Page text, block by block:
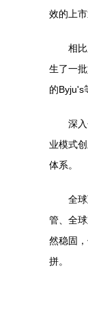
效的上
相
生了一
的Byju's
深
业模式
体系。
全
管、全
然稳固
拼。